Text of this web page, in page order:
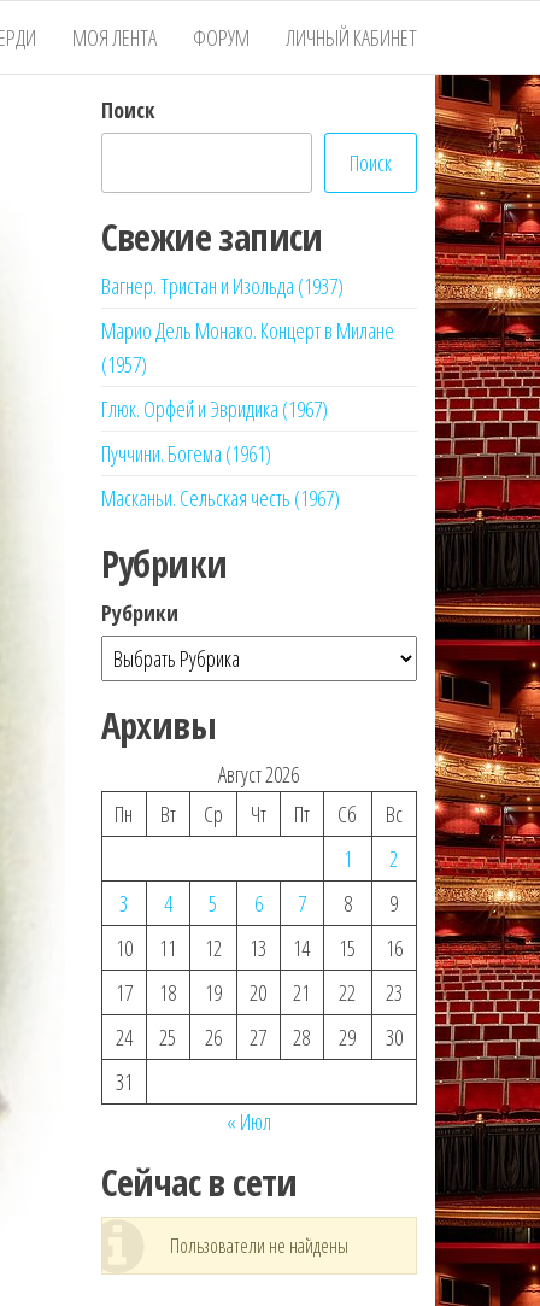
МОЯ ЛЕНТА ФОРУМ ЛИЧНЫЙ КАБИНЕТ
Поиск
Поиск
Свежие записи
Вагнер. Тристан и Изольда (1937)
Марио Дель Монако. Концерт в Милане
(1957)
Глюк. Орфей и Эвридика (1967)
Пуччини. Богема (1961)
Масканьи. Сельская честь (1967)
Рубрики
Рубрики
Архивы
Август 2026
Пн
Вт Ср Чт Пт Сб
Вс
1
2
3
4 5 6 7 8
9
10
11 12 13 14 15
16
17
18 19 20 21 22
23
24
25 26 27 28 29
30
31
« Июл
Сейчас в сети
Пользователи не найдены